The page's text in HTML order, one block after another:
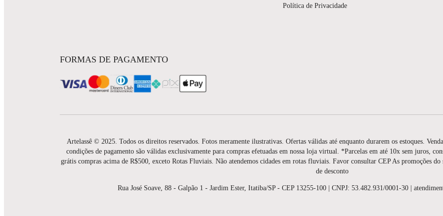
Política de Privacidade
FORMAS DE PAGAMENTO
Artelassê © 2025. Todos os direitos reservados. Fotos meramente ilustrativas. Ofertas válidas até enquanto durarem os estoques.
condições de pagamento são válidas exclusivamente para compras efetuadas em nossa loja virtual. *Parcelas em até 10x sem juros,
grátis compras acima de R$500, exceto Rotas Fluviais. Não atendemos cidades em rotas fluviais. Favor consultar CEP As promoções
de desconto
Rua José Soave, 88 - Galpão 1 - Jardim Ester, Itatiba/SP - CEP 13255-100 | CNPJ: 53.482.931/0001-30 |